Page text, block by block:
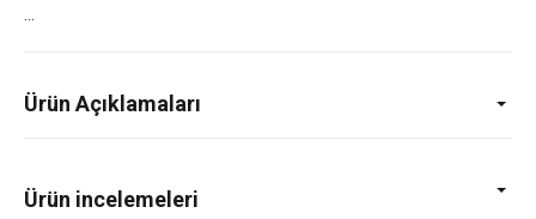
Ürün Açıklamaları